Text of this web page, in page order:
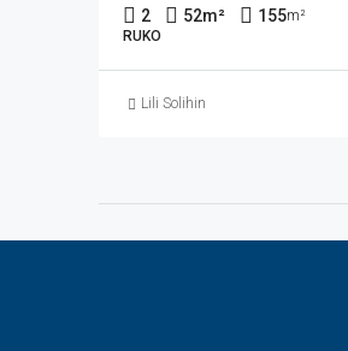
2 52m² 155m²
RUKO
Lili Solihin